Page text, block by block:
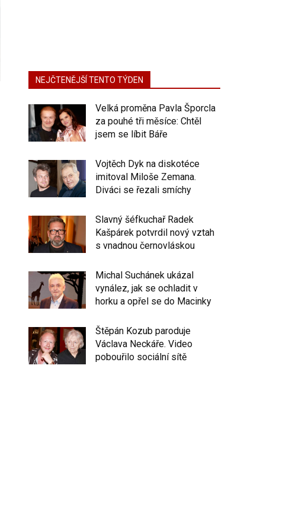
NEJČTENĚJŠÍ TENTO TÝDEN
Velká proměna Pavla Šporcla
za pouhé tři měsíce: Chtěl
jsem se líbit Báře
Vojtěch Dyk na diskotéce
imitoval Miloše Zemana.
Diváci se řezali smíchy
Slavný šéfkuchař Radek
Kašpárek potvrdil nový vztah
s vnadnou černovláskou
Michal Suchánek ukázal
vynález, jak se ochladit v
horku a opřel se do Macinky
Štěpán Kozub paroduje
Václava Neckáře. Video
pobouřilo sociální sítě